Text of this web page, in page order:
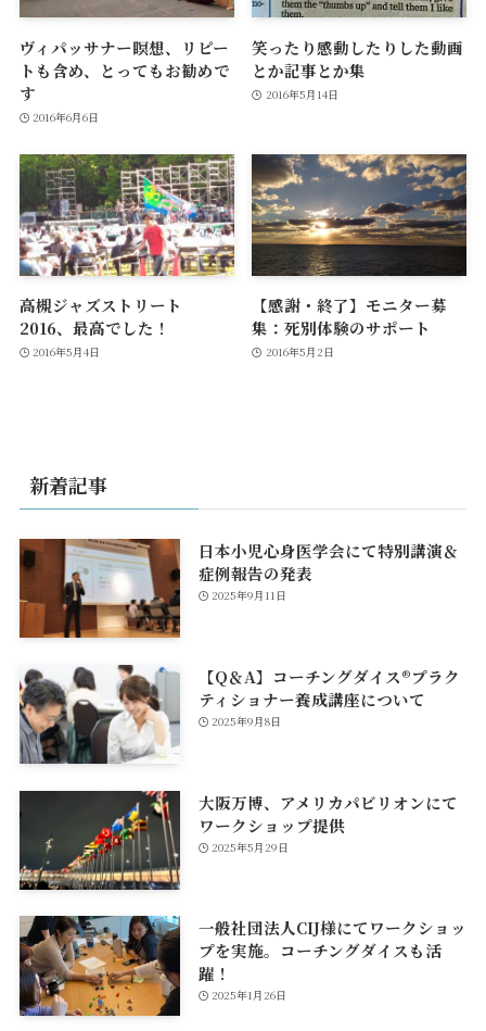
ヴィパッサナー瞑想、リピー
トも含め、とってもお勧めで
す
2016年6月6日
笑ったり感動したりした動画
とか記事とか集
2016年5月14日
高槻ジャズストリート
2016、最高でした！
2016年5月4日
【感謝・終了】モニター募
集：死別体験のサポート
2016年5月2日
新着記事
日本小児心身医学会にて特別講演＆
症例報告の発表
2025年9月11日
【Q＆A】コーチングダイス®プラク
ティショナー養成講座について
2025年9月8日
大阪万博、アメリカパビリオンにて
ワークショップ提供
2025年5月29日
一般社団法人CIJ様にてワークショッ
プを実施。コーチングダイスも活
躍！
2025年1月26日